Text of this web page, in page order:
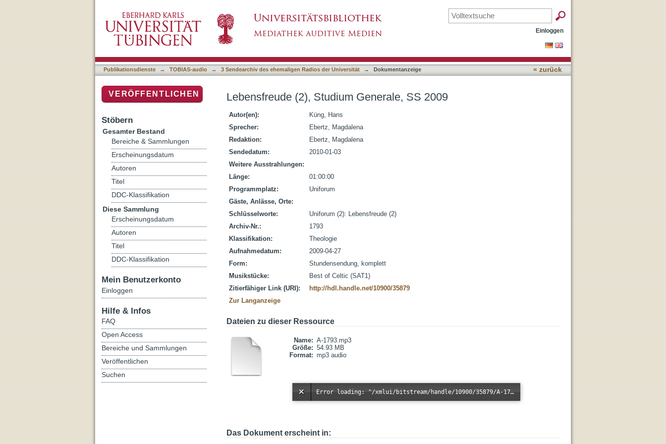
Einloggen
Publikationsdienste → TOBIAS-audio → 3 Sendearchiv des ehemaligen Radios der Universität → Dokumentanzeige « zurück
Lebensfreude (2), Studium Generale, SS 2009
Autor(en):
Küng, Hans
Sprecher:
Ebertz, Magdalena
Redaktion:
Ebertz, Magdalena
Sendedatum:
2010-01-03
Weitere Ausstrahlungen:
Länge:
01:00:00
Programmplatz:
Uniforum
Gäste, Anlässe, Orte:
Schlüsselworte:
Uniforum (2): Lebensfreude (2)
Archiv-Nr.:
1793
Klassifikation:
Theologie
Aufnahmedatum:
2009-04-27
Form:
Stundensendung, komplett
Musikstücke:
Best of Celtic (SAT1)
Zitierfähiger Link (URI):
http://hdl.handle.net/10900/35879
Zur Langanzeige
Dateien zu dieser Ressource
Name: A-1793.mp3
Größe: 54.93 MB
Format: mp3 audio
Error loading: "/xmlui/bitstream/handle/10900/35879/A-1793.mp3?sequence=1&isAllowed=n"
Das Dokument erscheint in:
VERÖFFENTLICHEN
Stöbern
Gesamter Bestand
Bereiche & Sammlungen
Erscheinungsdatum
Autoren
Titel
DDC-Klassifikation
Diese Sammlung
Erscheinungsdatum
Autoren
Titel
DDC-Klassifikation
Mein Benutzerkonto
Einloggen
Hilfe & Infos
FAQ
Open Access
Bereiche und Sammlungen
Veröffentlichen
Suchen